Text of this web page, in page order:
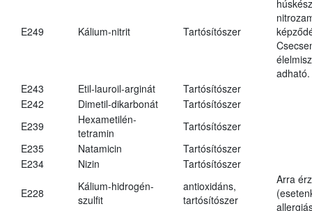
E249 Kálium-nitrit Tartósítószer
adható.
E243
Etil-lauroil-arginát
Tartósítószer
E242
Dimetil-dikarbonát
Tartósítószer
E239
Hexametilén-
tetramin
Tartósítószer
E235
Natamicin
Tartósítószer
E234
Nizin Tartósítószer
E228
Kálium-hidrogén-
szulfit
antioxidáns,
tartósítószer
Arra